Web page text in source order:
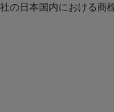
の日本国内における商